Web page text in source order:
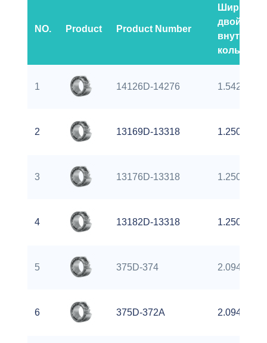
NO. Product Product Number
Ширина
двойного
кольца (B)
1 14126D-14276 1.5426 inch
2 13169D-13318 1.2500 inch
3 13176D-13318 1.2500 inch
4 13182D-13318 1.2500 inch
5 375D-374 2.0940 inch
6 375D-372A 2.0940 inch